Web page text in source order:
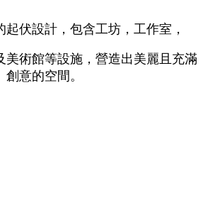
伏設計，包含工坊，工作室，
美術館等設施，營造出美麗且充滿
創意的空間。